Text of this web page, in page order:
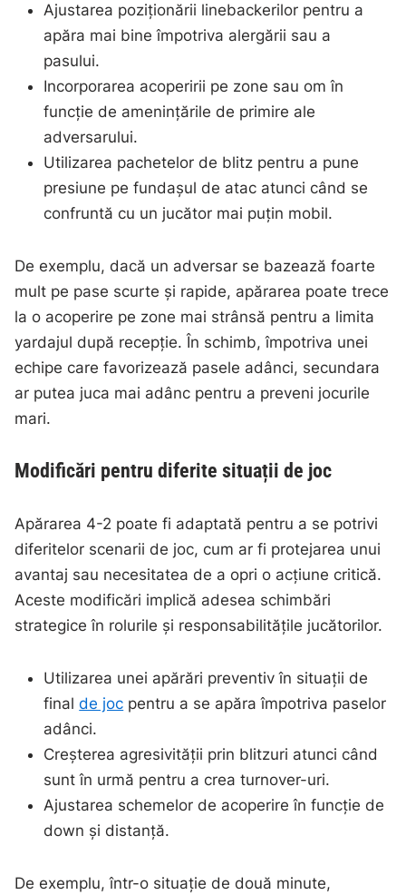
Ajustarea poziționării linebackerilor pentru a
apăra mai bine împotriva alergării sau a
pasului.
Incorporarea acoperirii pe zone sau om în
funcție de amenințările de primire ale
adversarului.
Utilizarea pachetelor de blitz pentru a pune
presiune pe fundașul de atac atunci când se
confruntă cu un jucător mai puțin mobil.
De exemplu, dacă un adversar se bazează foarte
mult pe pase scurte și rapide, apărarea poate trece
la o acoperire pe zone mai strânsă pentru a limita
yardajul după recepție. În schimb, împotriva unei
echipe care favorizează pasele adânci, secundara
ar putea juca mai adânc pentru a preveni jocurile
mari.
Modificări pentru diferite situații de joc
Apărarea 4-2 poate fi adaptată pentru a se potrivi
diferitelor scenarii de joc, cum ar fi protejarea unui
avantaj sau necesitatea de a opri o acțiune critică.
Aceste modificări implică adesea schimbări
strategice în rolurile și responsabilitățile jucătorilor.
Utilizarea unei apărări preventiv în situații de
finalde joc pentru a se apăra împotriva paselor
adânci.
Creșterea agresivității prin blitzuri atunci când
sunt în urmă pentru a crea turnover-uri.
Ajustarea schemelor de acoperire în funcție de
down și distanță.
De exemplu, într-o situație de două minute,